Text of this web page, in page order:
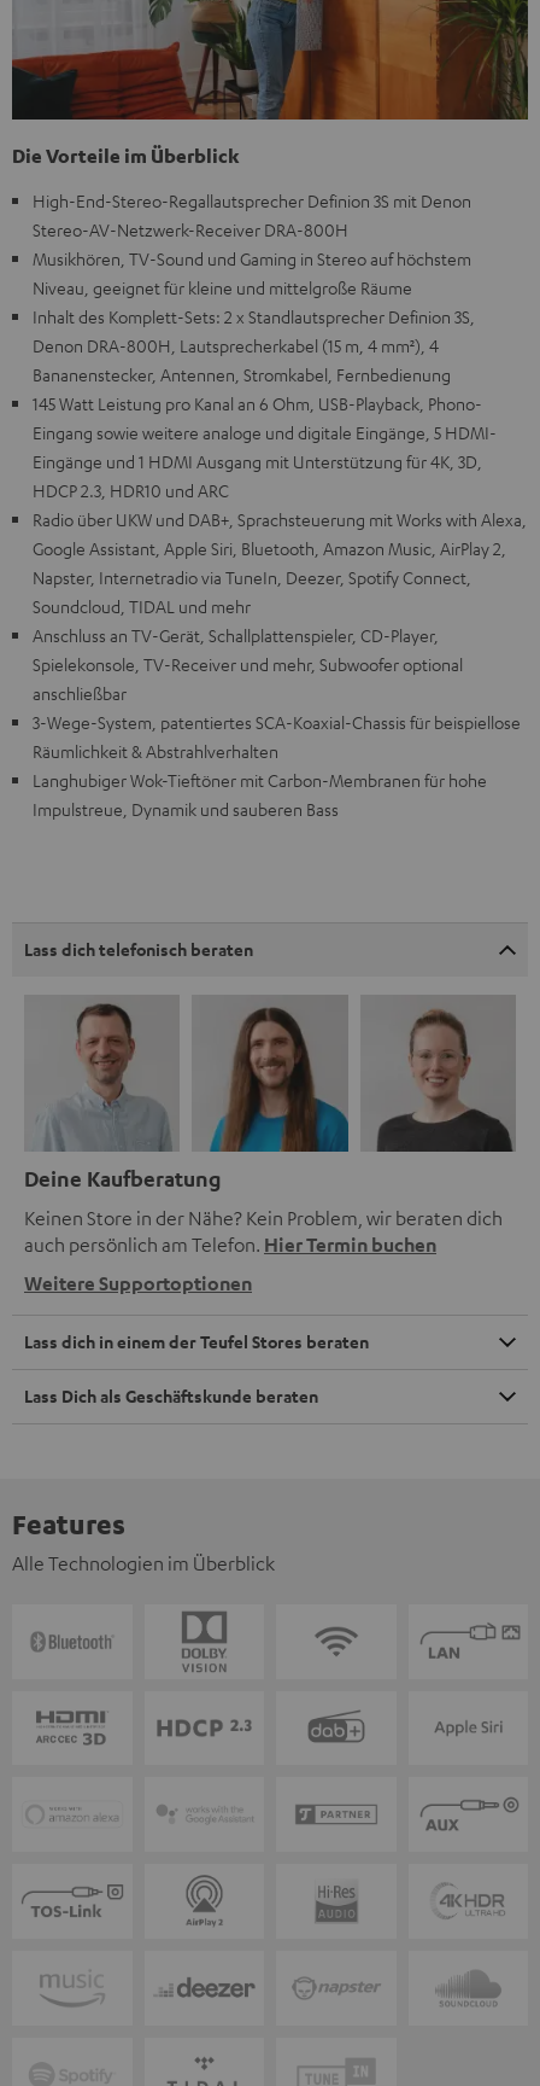
Die Vorteile im Überblick
High-End-Stereo-Regallautsprecher Definion 3S mit Denon
Stereo-AV-Netzwerk-Receiver DRA-800H
Musikhören, TV-Sound und Gaming in Stereo auf höchstem
Niveau, geeignet für kleine und mittelgroße Räume
Inhalt des Komplett-Sets: 2 x Standlautsprecher Definion 3S,
Denon DRA-800H, Lautsprecherkabel (15 m, 4 mm²), 4
Bananenstecker, Antennen, Stromkabel, Fernbedienung
145 Watt Leistung pro Kanal an 6 Ohm, USB-Playback, Phono-
Eingang sowie weitere analoge und digitale Eingänge, 5 HDMI-
Eingänge und 1 HDMI Ausgang mit Unterstützung für 4K, 3D,
HDCP 2.3, HDR10 und ARC
Radio über UKW und DAB+, Sprachsteuerung mit Works with Alexa,
Google Assistant, Apple Siri, Bluetooth, Amazon Music, AirPlay 2,
Napster, Internetradio via TuneIn, Deezer, Spotify Connect,
Soundcloud, TIDAL und mehr
Anschluss an TV-Gerät, Schallplattenspieler, CD-Player,
Spielekonsole, TV-Receiver und mehr, Subwoofer optional
anschließbar
3-Wege-System, patentiertes SCA-Koaxial-Chassis für beispiellose
Räumlichkeit & Abstrahlverhalten
Langhubiger Wok-Tieftöner mit Carbon-Membranen für hohe
Impulstreue, Dynamik und sauberen Bass
Lass dich telefonisch beraten
Deine Kaufberatung
Keinen Store in der Nähe? Kein Problem, wir beraten dich
auch persönlich am Telefon. Hier Termin buchen
Weitere Supportoptionen
Lass dich in einem der Teufel Stores beraten
Lass Dich als Geschäftskunde beraten
Features
Alle Technologien im Überblick